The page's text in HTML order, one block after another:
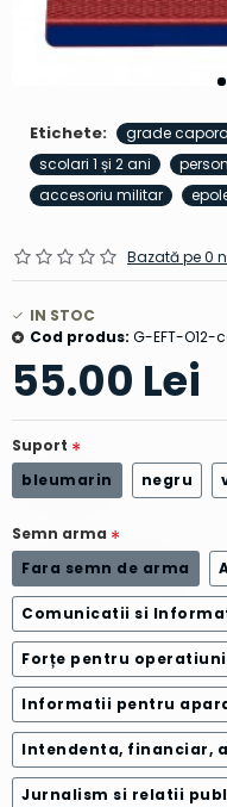
Etichete: grade
scolari 1 și 2 ani
accesoriu militar
Bazată pe 0
55.00 Lei
IN STOC
Cod produs: G-EFT-O12-
Suport
bleumarin
negru
Semn arma
Fara semn de arma
Comunicatii si
Forțe pentru
Informatii pentru
Intendenta, financiar,
Jurnalism si relatii